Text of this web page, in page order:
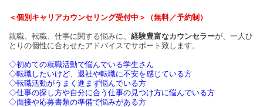
＜個別キャリアカウンセリング受付中＞（無料／予約制）
就職、転職、仕事に関する悩みに、 経験豊富なカウンセラーが、一人ひ
とりの個性に合わせたアドバイスでサポート致します。
◇初めての就職活動で悩んでいる学生さん
◇転職したいけど、退社や転職に不安を感じている方
◇転職活動がうまく進まず悩んでいる方
◇仕事の探し方や自分に合う仕事の見つけ方に悩んでいる方
◇面接や応募書類の準備で悩みがある方